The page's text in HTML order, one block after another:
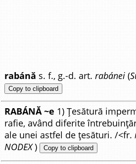
rabánă s. f., g.-d. art. rabánei (
Copy to clipboard
RABÁNĂ ~e 1) Țesătură
rafie, având diferite
ale unei astfel de țesături. /<fr.
NODEX) Copy to clipboard